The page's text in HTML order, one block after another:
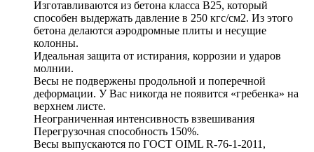
Изготавливаются из бетона класса В25, который
способен выдержать давление в 250 кгс/см2. Из этого
бетона делаются аэродромные плиты и несущие
колонны.
Идеальная защита от истирания, коррозии и ударов
молнии.
Весы не подвержены продольной и поперечной
деформации. У Вас никогда не появится «гребенка» на
верхнем листе.
Неограниченная интенсивность взвешивания
Перегрузочная способность 150%.
Весы выпускаются по ГОСТ OIML R-76-1-2011,